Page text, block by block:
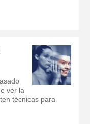
ver la
técnicas para